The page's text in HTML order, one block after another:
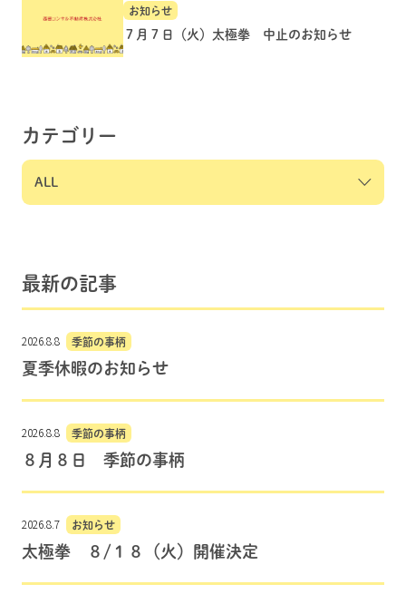
お知らせ
７月７日（火）太極拳 中止のお知らせ
カテゴリー
最新の記事
2026.8.8 季節の事柄
夏季休暇のお知らせ
2026.8.8 季節の事柄
８月８日 季節の事柄
2026.8.7 お知らせ
太極拳 ８/１８（火）開催決定